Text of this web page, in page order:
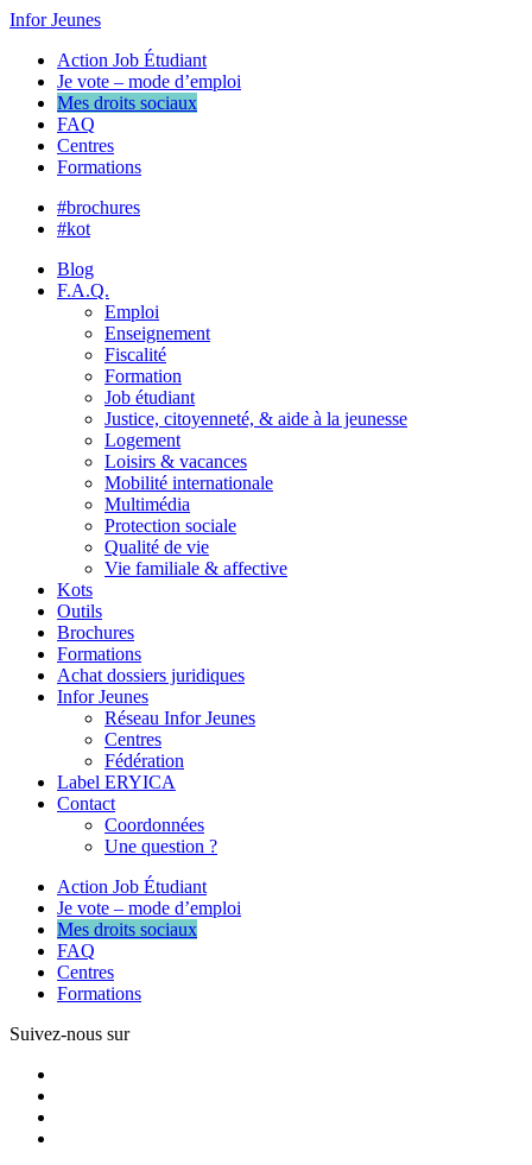
Infor Jeunes
Action Job Étudiant
Je vote – mode d’emploi
Mes droits sociaux
FAQ
Centres
Formations
#brochures
#kot
Blog
F.A.Q.
Emploi
Enseignement
Fiscalité
Formation
Job étudiant
Justice, citoyenneté, & aide à la jeunesse
Logement
Loisirs & vacances
Mobilité internationale
Multimédia
Protection sociale
Qualité de vie
Vie familiale & affective
Kots
Outils
Brochures
Formations
Achat dossiers juridiques
Infor Jeunes
Réseau Infor Jeunes
Centres
Fédération
Label ERYICA
Contact
Coordonnées
Une question ?
Action Job Étudiant
Je vote – mode d’emploi
Mes droits sociaux
FAQ
Centres
Formations
Suivez-nous sur